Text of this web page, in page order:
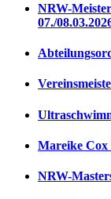
NRW-
07./
Mareike Cox
NRW-